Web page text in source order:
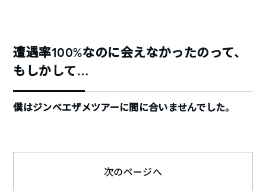
遭遇率100%なのに会えなかったのって、
もしかして…
僕はジンベエザメツアーに間に合いませんでした。
次のページへ